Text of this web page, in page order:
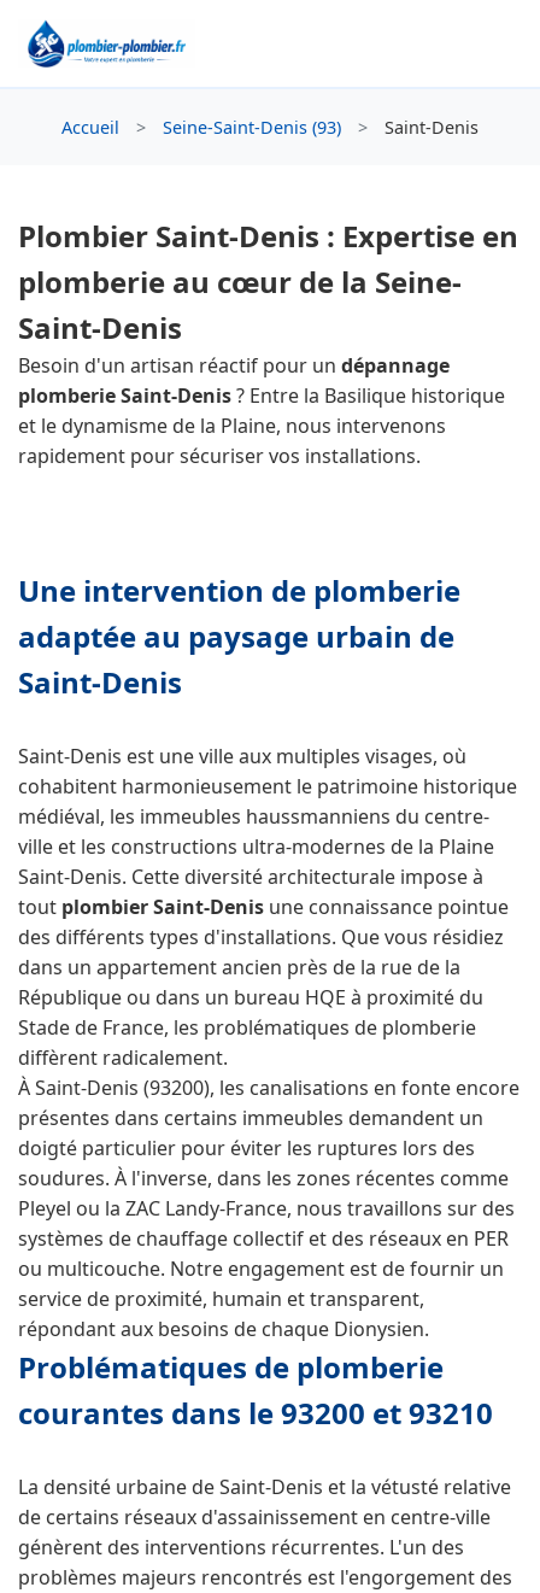
Accueil > Seine-Saint-Denis (93) > Saint-Denis
Plombier Saint-Denis : Expertise en
plomberie au cœur de la Seine-
Saint-Denis
Besoin d'un artisan réactif pour un dépannage
plomberie Saint-Denis? Entre la Basilique historique
et le dynamisme de la Plaine, nous intervenons
rapidement pour sécuriser vos installations.
Une intervention de plomberie
adaptée au paysage urbain de
Saint-Denis
Saint-Denis est une ville aux multiples visages, où
cohabitent harmonieusement le patrimoine historique
médiéval, les immeubles haussmanniens du centre-
ville et les constructions ultra-modernes de la Plaine
Saint-Denis. Cette diversité architecturale impose à
tout plombier Saint-Denis une connaissance pointue
des différents types d'installations. Que vous résidiez
dans un appartement ancien près de la rue de la
République ou dans un bureau HQE à proximité du
Stade de France, les problématiques de plomberie
diffèrent radicalement.
À Saint-Denis (93200), les canalisations en fonte encore
présentes dans certains immeubles demandent un
doigté particulier pour éviter les ruptures lors des
soudures. À l'inverse, dans les zones récentes comme
Pleyel ou la ZAC Landy-France, nous travaillons sur des
systèmes de chauffage collectif et des réseaux en PER
ou multicouche. Notre engagement est de fournir un
service de proximité, humain et transparent,
répondant aux besoins de chaque Dionysien.
Problématiques de plomberie
courantes dans le 93200 et 93210
La densité urbaine de Saint-Denis et la vétusté relative
de certains réseaux d'assainissement en centre-ville
génèrent des interventions récurrentes. L'un des
problèmes majeurs rencontrés est l'engorgement des